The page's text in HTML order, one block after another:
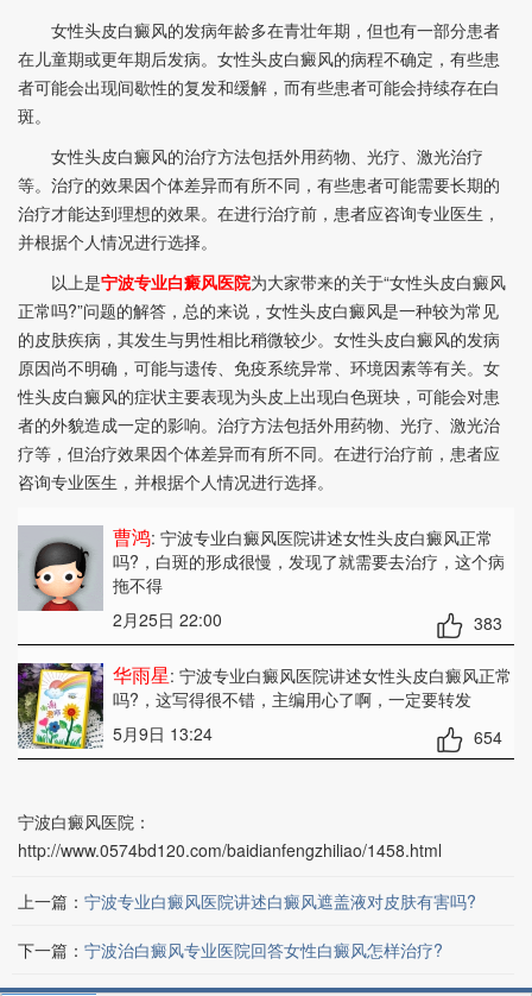
女性头皮白癜风的发病年龄多在青壮年期，但也有一部分患者
在儿童期或更年期后发病。女性头皮白癜风的病程不确定，有些患
者可能会出现间歇性的复发和缓解，而有些患者可能会持续存在白
斑。
女性头皮白癜风的治疗方法包括外用药物、光疗、激光治疗
等。治疗的效果因个体差异而有所不同，有些患者可能需要长期的
治疗才能达到理想的效果。在进行治疗前，患者应咨询专业医生，
并根据个人情况进行选择。
以上是宁波专业白癜风医院为大家带来的关于“女性头皮白癜风
正常吗?”问题的解答，总的来说，女性头皮白癜风是一种较为常见
的皮肤疾病，其发生与男性相比稍微较少。女性头皮白癜风的发病
原因尚不明确，可能与遗传、免疫系统异常、环境因素等有关。女
性头皮白癜风的症状主要表现为头皮上出现白色斑块，可能会对患
者的外貌造成一定的影响。治疗方法包括外用药物、光疗、激光治
疗等，但治疗效果因个体差异而有所不同。在进行治疗前，患者应
咨询专业医生，并根据个人情况进行选择。
曹鸿: 宁波专业白癜风医院讲述女性头皮白癜风正常
吗? ，白斑的形成很慢，发现了就需要去治疗，这个病
拖不得
2月25日 22:00
383
华雨星: 宁波专业白癜风医院讲述女性头皮白癜风正常
吗? ，这写得很不错，主编用心了啊，一定要转发
5月9日 13:24
654
宁波白癜风医院：
http://www.0574bd120.com/baidianfengzhiliao/1458.html
上一篇： 宁波专业白癜风医院讲述白癜风遮盖液对皮肤有害吗?
下一篇： 宁波治白癜风专业医院回答女性白癜风怎样治疗?